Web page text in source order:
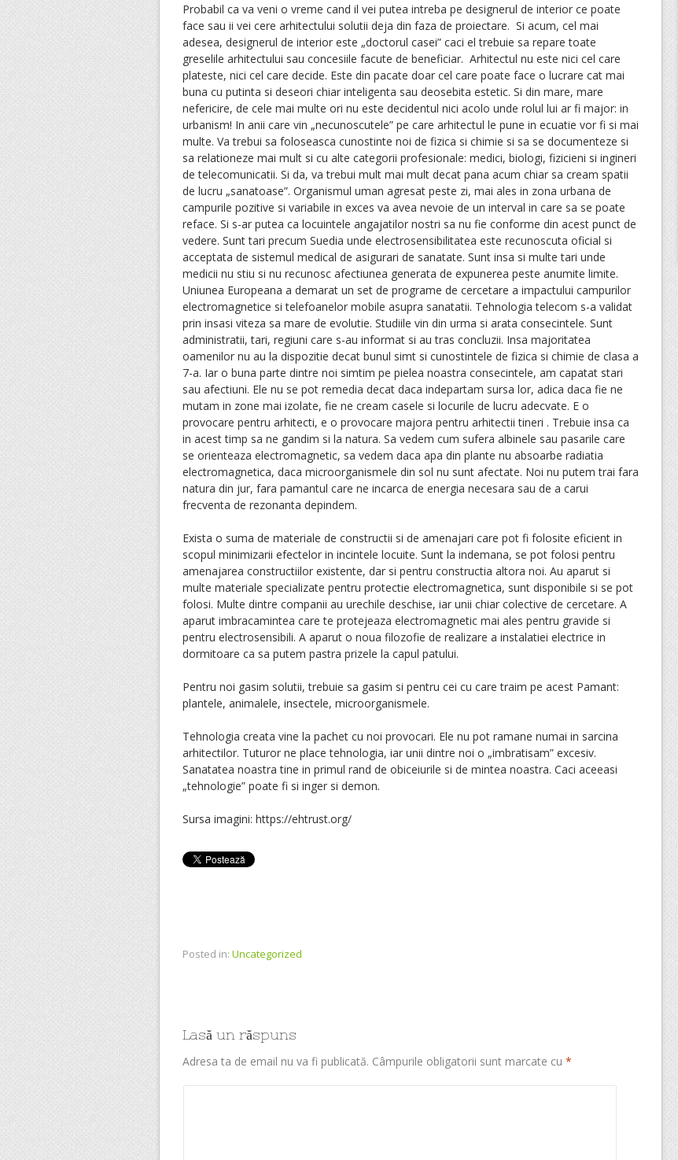
Probabil ca va veni o vreme cand il vei putea intreba pe designerul de interior ce poate
face sau ii vei cere arhitectului solutii deja din faza de proiectare. Si acum, cel mai
adesea, designerul de interior este „doctorul casei” caci el trebuie sa repare toate
greselile arhitectului sau concesiile facute de beneficiar. Arhitectul nu este nici cel care
plateste, nici cel care decide. Este din pacate doar cel care poate face o lucrare cat mai
buna cu putinta si deseori chiar inteligenta sau deosebita estetic. Si din mare, mare
nefericire, de cele mai multe ori nu este decidentul nici acolo unde rolul lui ar fi major: in
urbanism! In anii care vin „necunoscutele” pe care arhitectul le pune in ecuatie vor fi si mai
multe. Va trebui sa foloseasca cunostinte noi de fizica si chimie si sa se documenteze si
sa relationeze mai mult si cu alte categorii profesionale: medici, biologi, fizicieni si ingineri
de telecomunicatii. Si da, va trebui mult mai mult decat pana acum chiar sa cream spatii
de lucru „sanatoase”. Organismul uman agresat peste zi, mai ales in zona urbana de
campurile pozitive si variabile in exces va avea nevoie de un interval in care sa se poate
reface. Si s-ar putea ca locuintele angajatilor nostri sa nu fie conforme din acest punct de
vedere. Sunt tari precum Suedia unde electrosensibilitatea este recunoscuta oficial si
acceptata de sistemul medical de asigurari de sanatate. Sunt insa si multe tari unde
medicii nu stiu si nu recunosc afectiunea generata de expunerea peste anumite limite.
Uniunea Europeana a demarat un set de programe de cercetare a impactului campurilor
electromagnetice si telefoanelor mobile asupra sanatatii. Tehnologia telecom s-a validat
prin insasi viteza sa mare de evolutie. Studiile vin din urma si arata consecintele. Sunt
administratii, tari, regiuni care s-au informat si au tras concluzii. Insa majoritatea
oamenilor nu au la dispozitie decat bunul simt si cunostintele de fizica si chimie de clasa a
7-a. Iar o buna parte dintre noi simtim pe pielea noastra consecintele, am capatat stari
sau afectiuni. Ele nu se pot remedia decat daca indepartam sursa lor, adica daca fie ne
mutam in zone mai izolate, fie ne cream casele si locurile de lucru adecvate. E o
provocare pentru arhitecti, e o provocare majora pentru arhitectii tineri . Trebuie insa ca
in acest timp sa ne gandim si la natura. Sa vedem cum sufera albinele sau pasarile care
se orienteaza electromagnetic, sa vedem daca apa din plante nu absoarbe radiatia
electromagnetica, daca microorganismele din sol nu sunt afectate. Noi nu putem trai fara
natura din jur, fara pamantul care ne incarca de energia necesara sau de a carui
frecventa de rezonanta depindem.
Exista o suma de materiale de constructii si de amenajari care pot fi folosite eficient in
scopul minimizarii efectelor in incintele locuite. Sunt la indemana, se pot folosi pentru
amenajarea constructiilor existente, dar si pentru constructia altora noi. Au aparut si
multe materiale specializate pentru protectie electromagnetica, sunt disponibile si se pot
folosi. Multe dintre companii au urechile deschise, iar unii chiar colective de cercetare. A
aparut imbracamintea care te protejeaza electromagnetic mai ales pentru gravide si
pentru electrosensibili. A aparut o noua filozofie de realizare a instalatiei electrice in
dormitoare ca sa putem pastra prizele la capul patului.
Pentru noi gasim solutii, trebuie sa gasim si pentru cei cu care traim pe acest Pamant:
plantele, animalele, insectele, microorganismele.
Tehnologia creata vine la pachet cu noi provocari. Ele nu pot ramane numai in sarcina
arhitectilor. Tuturor ne place tehnologia, iar unii dintre noi o „imbratisam” excesiv.
Sanatatea noastra tine in primul rand de obiceiurile si de mintea noastra. Caci aceeasi
„tehnologie” poate fi si inger si demon.
Sursa imagini: https://ehtrust.org/
Posted in: Uncategorized
Lasă un răspuns
Adresa ta de email nu va fi publicată. Câmpurile obligatorii sunt marcate cu *